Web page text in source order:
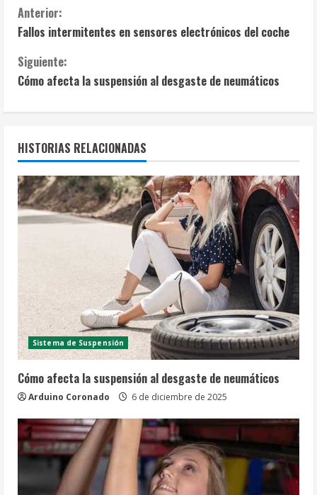
S
i
g
u
e
l
e
y
d
o
Anterior:
Fallos intermitentes en sensores electrónicos del coche
Siguiente:
Cómo afecta la suspensión al desgaste de neumáticos
HISTORIAS RELACIONADAS
Sistema de Suspensión
Cómo afecta la suspensión al desgaste de neumáticos
Arduino Coronado 6 de diciembre de 2025